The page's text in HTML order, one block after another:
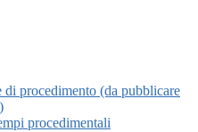
di procedimento (da pubblicare
procedimentali